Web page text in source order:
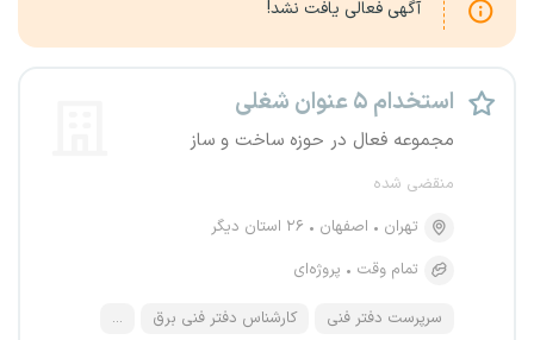
آگهی فعالی یافت نشد!
استخدام ۵ عنوان شغلی
مجموعه فعال در حوزه ساخت و ساز
منقضی شده
تهران
اصفهان
۲۶ استان دیگر
تمام وقت
پروژه‌ای
سرپرست دفتر فنی کارشناس دفتر فنی برق ...